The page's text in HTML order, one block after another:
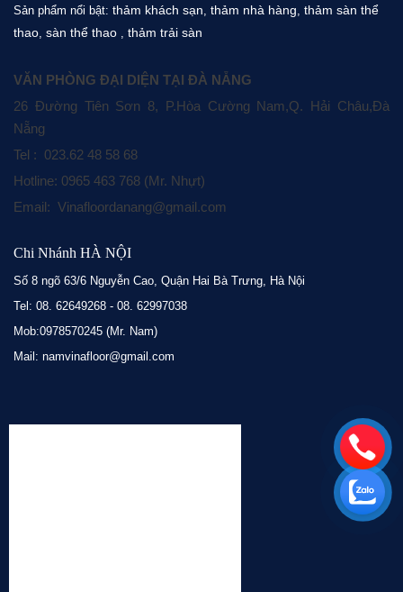
Sản phẩm nổi bật: thảm khách sạn, thảm nhà hàng, thảm sàn thể
thao, sàn thể thao , thảm trải sàn
VĂN PHÒNG ĐẠI DIỆN TẠI ĐÀ NẴNG
26 Đường Tiên Sơn 8, P.Hòa Cường Nam,Q. Hải Châu,Đà
Nẵng
Tel : 023.62 48 58 68
Hotline: 0965 463 768 (Mr. Nhựt)
Email: Vinafloordanang@gmail.com
Chi Nhánh HÀ NỘI
Số 8 ngõ 63/6 Nguyễn Cao, Quận Hai Bà Trưng, Hà Nội
Tel: 08. 62649268 - 08. 62997038
Mob:0978570245 (Mr. Nam)
Mail: namvinafloor@gmail.com